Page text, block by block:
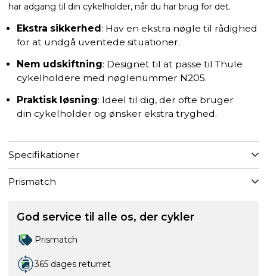
har adgang til din cykelholder, når du har brug for det.
Ekstra sikkerhed: Hav en ekstra nøgle til rådighed
for at undgå uventede situationer.
Nem udskiftning: Designet til at passe til Thule
cykelholdere med nøglenummer N205.
Praktisk løsning: Ideel til dig, der ofte bruger
din cykelholder og ønsker ekstra tryghed.
Specifikationer
Prismatch
God service til alle os, der cykler
Prismatch
365 dages returret